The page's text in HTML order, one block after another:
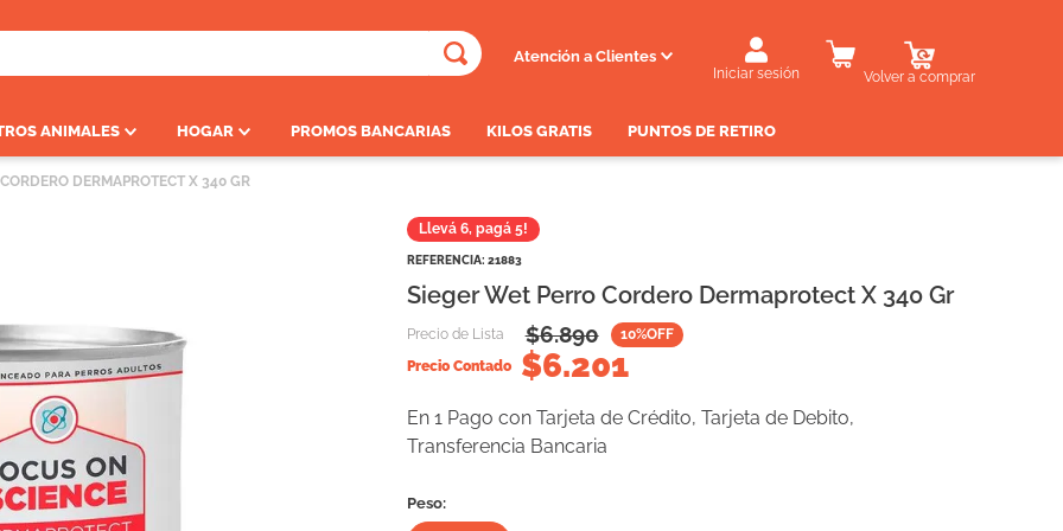
Atención a Clientes
Iniciar sesión Volver a comprar
ANIMALES HOGAR PROMOS BANCARIAS KILOS GRATIS PUNTOS DE RETIRO
DERMAPROTECT X 340 GR
Llevá 6, pagá 5!
REFERENCIA: 21883
Sieger Wet Perro Cordero Dermaprotect X 340 Gr
Precio de Lista $6.890 10%OFF
Precio Contado
$6.201
En 1 Pago con Tarjeta de Crédito, Tarjeta de Debito,
Transferencia Bancaria
Peso: